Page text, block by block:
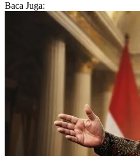
Baca Juga: